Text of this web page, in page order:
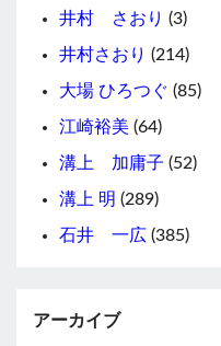
井村 さおり (3)
井村さおり (214)
大場 ひろつぐ (85)
江崎裕美 (64)
溝上 加庸子 (52)
溝上 明 (289)
石井 一広 (385)
アーカイブ